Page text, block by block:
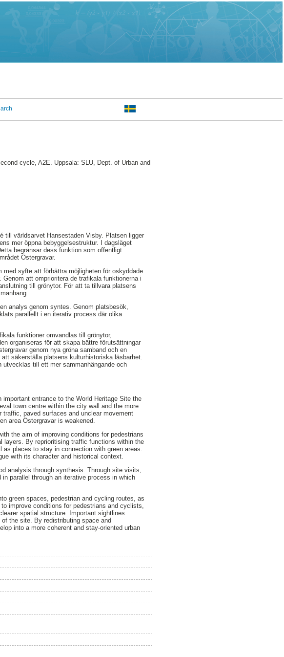
cycle, A2E. Uppsala: SLU, Dept. of Urban and
till världsarvet Hansestaden Visby. Platsen ligger
mer öppna bebyggelsestruktur. I dagsläget
begränsar dess funktion som offentligt
Östergravar.
med syfte att förbättra möjligheten för oskyddade
att omprioritera de trafikala funktionerna i
till grönytor. För att ta tillvara platsens
analys genom syntes. Genom platsbesök,
parallellt i en iterativ process där olika
funktioner omvandlas till grönytor,
organiseras för att skapa bättre förutsättningar
genom nya gröna samband och en
säkerställa platsens kulturhistoriska läsbarhet.
till ett mer sammanhängande och
entrance to the World Heritage Site the
town centre within the city wall and the more
traffic, paved surfaces and unclear movement
area Östergravar is weakened.
the aim of improving conditions for pedestrians
layers. By reprioritising traffic functions within the
places to stay in connection with green areas.
with its character and historical context.
analysis through synthesis. Through site visits,
parallel through an iterative process in which
green spaces, pedestrian and cycling routes, as
improve conditions for pedestrians and cyclists,
spatial structure. Important sightlines
the site. By redistributing space and
into a more coherent and stay-oriented urban